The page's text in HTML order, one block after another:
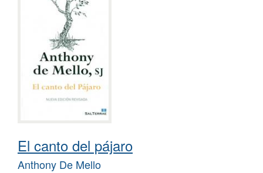
El canto del pájaro
Anthony De Mello